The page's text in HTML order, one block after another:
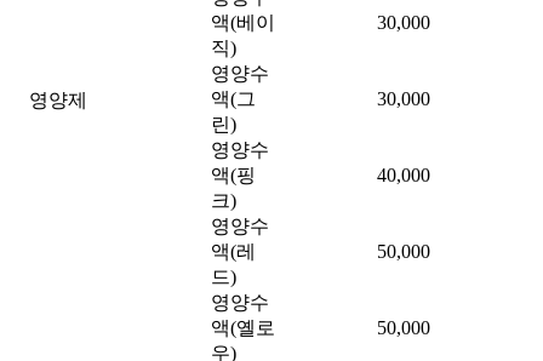
영양제
액(베이
직)
30,000
영양수
액(그
린)
30,000
영양수
액(핑
크)
40,000
영양수
액(레
드)
50,000
영양수
액(옐로
우)
50,000